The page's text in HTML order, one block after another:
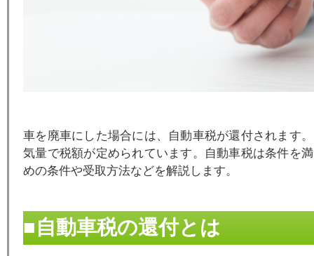
車を廃車にした場合には、自動車税が還付されます
気量で税額が定められています。自動車税は条件を
めの条件や受取方法などを解説します。
■自動車税の還付とは